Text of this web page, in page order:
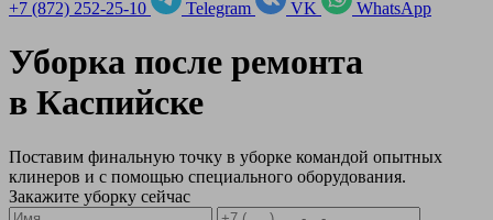
+7 (872) 252-25-10 Telegram VK WhatsApp
Уборка после ремонта
в Каспийске
Поставим финальную точку в уборке командой опытных
клинеров и с помощью специального оборудования.
Закажите уборку сейчас